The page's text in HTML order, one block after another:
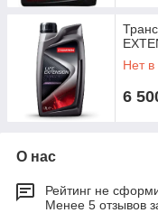
Нет в
6
О нас
Рейтинг не
Менее 5 отзывов